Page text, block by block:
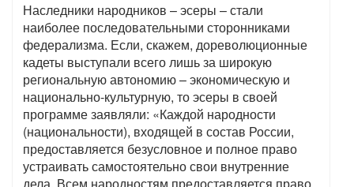
Наследники народников – эсеры – стали
наиболее последовательными сторонниками
федерализма. Если, скажем, дореволюционные
кадеты выступали всего лишь за широкую
региональную автономию – экономическую и
национально-культурную, то эсеры в своей
программе заявляли: «Каждой народности
(национальности), входящей в состав России,
предоставляется безусловное и полное право
устраивать самостоятельно свои внутренние